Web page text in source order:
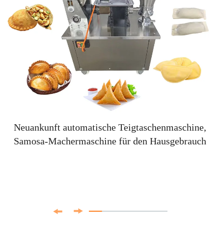
Neuankunft automatische Teigtaschenmaschine,
Samosa-Machermaschine für den Hausgebrauch